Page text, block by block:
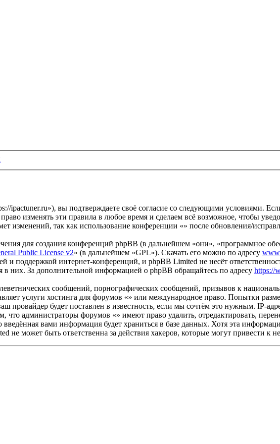
ipactuner.ru»), вы подтверждаете своё согласие со следующими условиями.
изменять эти правила в любое время и сделаем всё возможное, чтобы
изменений, так как использование конференции «» после обновления/
для создания конференций phpBB (в дальнейшем «они», «программное
Public License v2» (в дальнейшем «GPL»). Скачать его можно по адресу
и поддержкой интернет-конференций, и phpBB Limited не несёт
в них. За дополнительной информацией о phpBB обращайтесь по адресу https://
сообщений, порнографических сообщений, призывов к
услуги хостинга для форумов «» или международное право. Попытки
будет поставлен в известность, если мы сочтём это нужным. IP-
что администраторы форумов «» имеют право удалить, отредактировать,
вами информация будет храниться в базе данных. Хотя эта
может быть ответственна за действия хакеров, которые могут привести к